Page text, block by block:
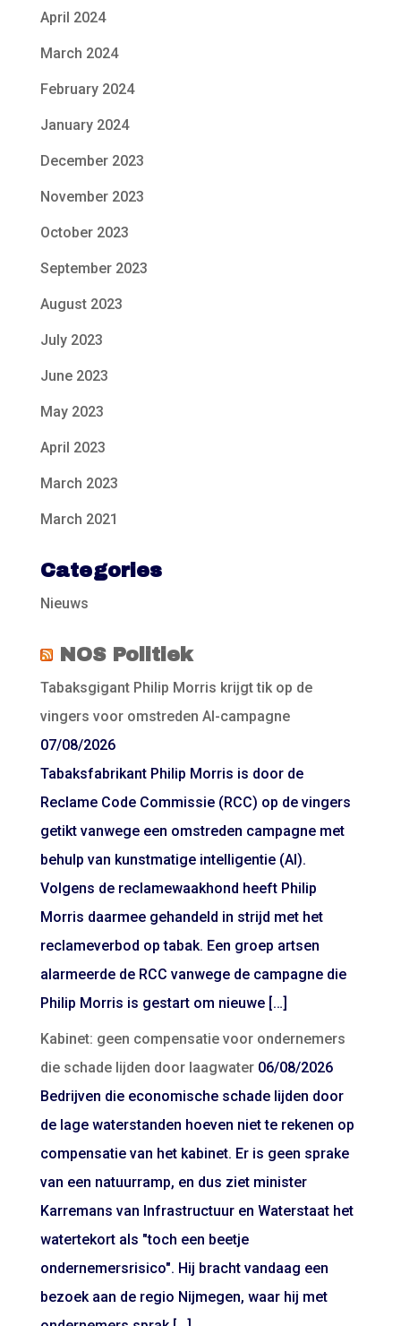
April 2024
March 2024
February 2024
January 2024
December 2023
November 2023
October 2023
September 2023
August 2023
July 2023
June 2023
May 2023
April 2023
March 2023
March 2021
Categories
Nieuws
NOS Politiek
Tabaksgigant Philip Morris krijgt tik op de
vingers voor omstreden AI-campagne
07/08/2026
Tabaksfabrikant Philip Morris is door de
Reclame Code Commissie (RCC) op de vingers
getikt vanwege een omstreden campagne met
behulp van kunstmatige intelligentie (AI).
Volgens de reclamewaakhond heeft Philip
Morris daarmee gehandeld in strijd met het
reclameverbod op tabak. Een groep artsen
alarmeerde de RCC vanwege de campagne die
Philip Morris is gestart om nieuwe […]
Kabinet: geen compensatie voor ondernemers
die schade lijden door laagwater 06/08/2026
Bedrijven die economische schade lijden door
de lage waterstanden hoeven niet te rekenen op
compensatie van het kabinet. Er is geen sprake
van een natuurramp, en dus ziet minister
Karremans van Infrastructuur en Waterstaat het
watertekort als "toch een beetje
ondernemersrisico". Hij bracht vandaag een
bezoek aan de regio Nijmegen, waar hij met